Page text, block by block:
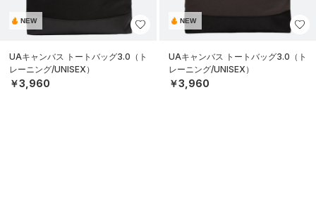
NEW
UAキャンバス トートバッグ3.0（ト
レーニング/UNISEX）
￥3,960
NEW
UAキャンバス トートバッグ3.0（ト
レーニング/UNISEX）
￥3,960